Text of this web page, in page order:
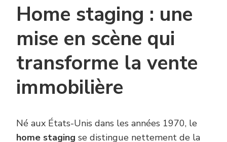
Home staging : une
mise en scène qui
transforme la vente
immobilière
Né aux États-Unis dans les années 1970, le
home staging se distingue nettement de la